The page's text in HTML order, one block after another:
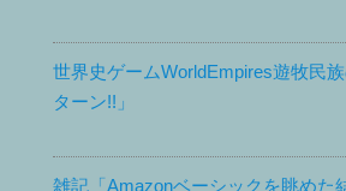
世界史ゲームWorldEmpires遊牧民
ターン!!」
雑記「Amazonベーシックを眺めた